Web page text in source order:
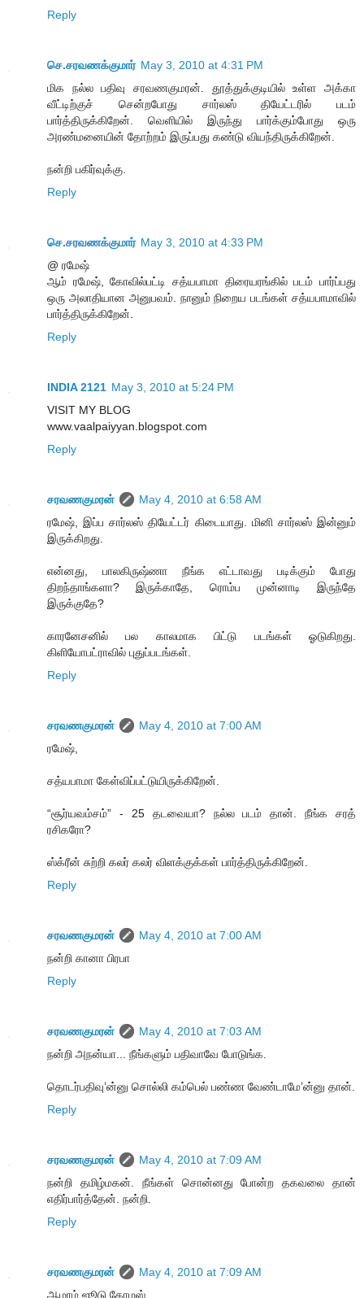
Reply
செ.சரவணக்குமார் May 3, 2010 at 4:31 PM
மிக நல்ல பதிவு சரவணகுமரன். தூத்துக்குடியில் உள்ள அக்கா
வீட்டிற்குச் சென்றபோது சார்லஸ் தியேட்டரில் படம்
பார்த்திருக்கிறேன். வெளியில் இருந்து பார்க்கும்போது ஒரு
அரண்மனையின் தோற்றம் இருப்பது கண்டு வியந்திருக்கிறேன்.
நன்றி பகிர்வுக்கு.
Reply
செ.சரவணக்குமார் May 3, 2010 at 4:33 PM
@ ரமேஷ்
ஆம் ரமேஷ், கோவில்பட்டி சத்யபாமா திரையரங்கில் படம் பார்ப்பது
ஒரு அலாதியான‌ அனுபவம். நானும் நிறைய படங்கள் சத்யபாமாவில்
பார்த்திருக்கிறேன்.
Reply
INDIA 2121 May 3, 2010 at 5:24 PM
VISIT MY BLOG
www.vaalpaiyyan.blogspot.com
Reply
சரவணகுமரன்
May 4, 2010 at 6:58 AM
ரமேஷ், இப்ப சார்லஸ் தியேட்டர் கிடையாது. மினி சார்லஸ் இன்னும்
இருக்கிறது.
என்னது, பாலகிருஷ்ணா நீங்க எட்டாவது படிக்கும் போது
திறந்தாங்களா? இருக்காதே, ரொம்ப முன்னாடி இருந்தே
இருக்குதே?
காரனேசனில் பல காலமாக பிட்டு படங்கள் ஓடுகிறது.
கிளியோபட்ராவில் புதுப்படங்கள்.
Reply
சரவணகுமரன்
May 4, 2010 at 7:00 AM
ரமேஷ்,
சத்யபாமா கேள்விப்பட்டுயிருக்கிறேன்.
“சூர்யவம்சம்” - 25 தடவையா? நல்ல படம் தான். நீங்க சரத்
ரசிகரோ?
ஸ்க்ரீன் சுற்றி கலர் கலர் விளக்குக்கள் பார்த்திருக்கிறேன்.
Reply
சரவணகுமரன்
May 4, 2010 at 7:00 AM
நன்றி கானா பிரபா
Reply
சரவணகுமரன்
May 4, 2010 at 7:03 AM
நன்றி அநன்யா... நீங்களும் பதிவாவே போடுங்க.
தொடர்பதிவு’ன்னு சொல்லி கம்பெல் பண்ண வேண்டாமே’ன்னு தான்.
Reply
சரவணகுமரன்
May 4, 2010 at 7:09 AM
நன்றி தமிழ்மகன். நீங்கள் சொன்னது போன்ற தகவலை தான்
எதிர்பார்த்தேன். நன்றி.
Reply
சரவணகுமரன்
May 4, 2010 at 7:09 AM
ஆமாம் ஜூடு கோமஸ்